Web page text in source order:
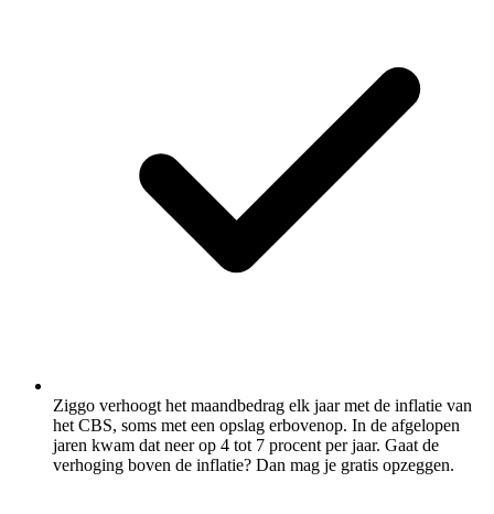
Ziggo verhoogt het maandbedrag elk jaar met de inflatie van
het CBS, soms met een opslag erbovenop. In de afgelopen
jaren kwam dat neer op 4 tot 7 procent per jaar. Gaat de
verhoging boven de inflatie? Dan mag je gratis opzeggen.